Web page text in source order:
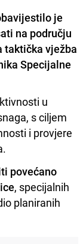
je
na području
taktička vježba
Specijalne
u
s ciljem
i provjere
povećano
, specijalnih
planiranih